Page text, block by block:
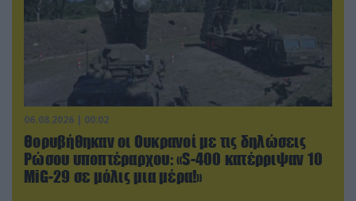
06.08.2026 | 00:02
Θορυβήθηκαν οι Ουκρανοί με τις δηλώσεις
Ρώσου υποπτέραρχου: «S-400 κατέρριψαν 10
MiG-29 σε μόλις μια μέρα!»